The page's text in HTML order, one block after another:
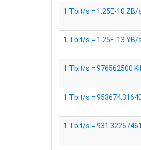
1 Tbit/s = 1.25E-10 ZB/
1 Tbit/s = 1.25E-13 YB/
1 Tbit/s = 976562500
1 Tbit/s =
1 Tbit/s =